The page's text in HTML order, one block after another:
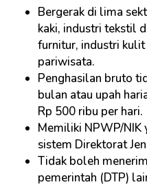
Bergerak di lima
kaki, industri tekstil
furnitur, industri
pariwisata.
Penghasilan bruto
bulan atau upah
Rp 500 ribu per hari.
Memiliki NPWP/NIK
sistem Direktorat
Tidak boleh
pemerintah (DTP)